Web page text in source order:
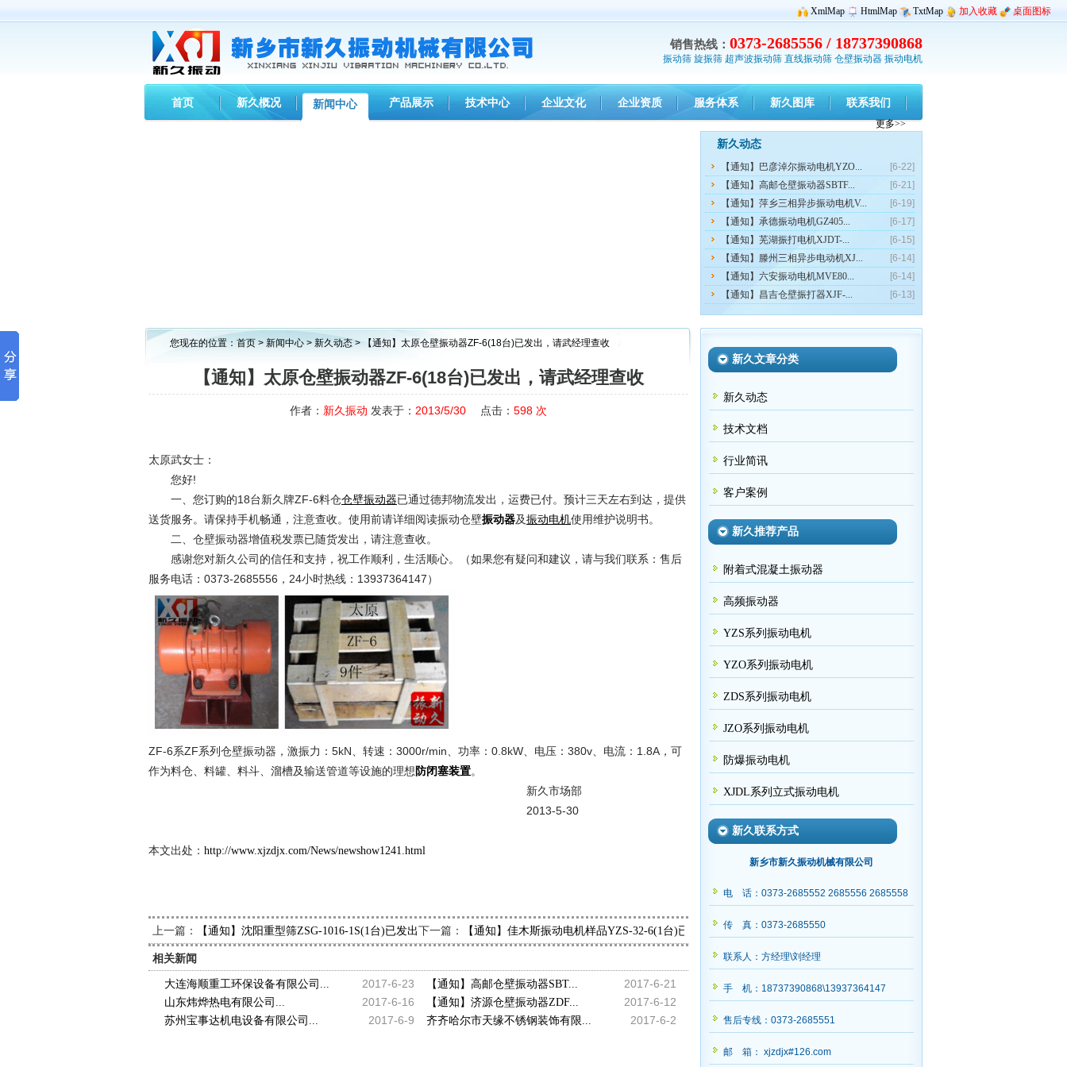
XmlMap HtmlMap TxtMap 加入收藏 桌面图标
销售热线： 0373-2685556 / 18737390868
振动筛 旋振筛 超声波振动筛 直线振动筛 仓壁振动器 振动电机
首页 新久概况 新闻中心 产品展示 技术中心 企业文化 企业资质 服务体系 新久图库 联系我们
新久动态
更多>>
[6-22]
【通知】巴彦淖尔振动电机YZO...
[6-21]
【通知】高邮仓壁振动器SBTF...
[6-19]
【通知】萍乡三相异步振动电机V...
[6-17]
【通知】承德振动电机GZ405...
[6-15]
【通知】芜湖振打电机XJDT-...
[6-14]
【通知】滕州三相异步电动机XJ...
[6-14]
【通知】六安振动电机MVE80...
[6-13]
【通知】昌吉仓壁振打器XJF-...
您现在的位置： 首页 > 新闻中心 > 新久动态 > 【通知】太原仓壁振动器ZF-6(18台)已发出，请武经理查收
【通知】太原仓壁振动器ZF-6(18台)已发出，请武经理查收
作者： 新久振动 发表于： 2013/5/30 点击： 598 次
太原武女士：
您好!
一、您订购的18台新久牌ZF-6料仓仓壁振动器已通过德邦物流发出，运费已付。预计三天左右到达，提供
送货服务。请保持手机畅通，注意查收。使用前请详细阅读振动仓壁振动器及振动电机使用维护说明书。
二、仓壁振动器增值税发票已随货发出，请注意查收。
感谢您对新久公司的信任和支持，祝工作顺利，生活顺心。（如果您有疑问和建议，请与我们联系：售后
服务电话：0373-2685556，24小时热线：13937364147）
ZF-6系ZF系列仓壁振动器，激振力：5kN、转速：3000r/min、功率：0.8kW、电压：380v、电流：1.8A，可
作为料仓、料罐、料斗、溜槽及输送管道等设施的理想 防闭塞装置。
新久市场部
2013-5-30
本文出处： http://www.xjzdjx.com/News/newshow1241.html
上一篇： 【通知】沈阳重型筛ZSG-1016-1S(1台)已发出，请翁经理查收
下一篇： 【通知】佳木斯振动电机样品YZS-32-6(1台)已发出，请高经理查收
相关新闻
2017-6-23
大连海顺重工环保设备有限公司... 2017-6-21
【通知】高邮仓壁振动器SBT...
2017-6-16
山东炜烨热电有限公司... 2017-6-12
【通知】济源仓壁振动器ZDF...
2017-6-9
苏州宝事达机电设备有限公司... 2017-6-2
齐齐哈尔市天缘不锈钢装饰有限...
新久文章分类
新久动态
技术文档
行业简讯
客户案例
新久推荐产品
附着式混凝土振动器
高频振动器
YZS系列振动电机
YZO系列振动电机
ZDS系列振动电机
JZO系列振动电机
防爆振动电机
XJDL系列立式振动电机
新久联系方式
新乡市新久振动机械有限公司
电 话：0373-2685552 2685556 2685558
传 真：0373-2685550
联系人：方经理\刘经理
手 机：18737390868\13937364147
售后专线：0373-2685551
邮 箱： xjzdjx#126.com